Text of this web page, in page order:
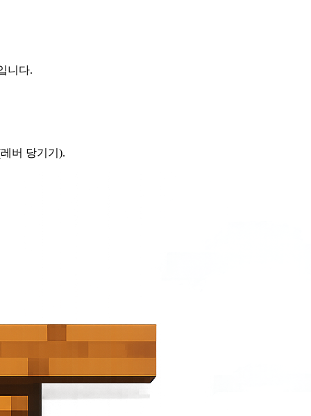
니다.
버 당기기).